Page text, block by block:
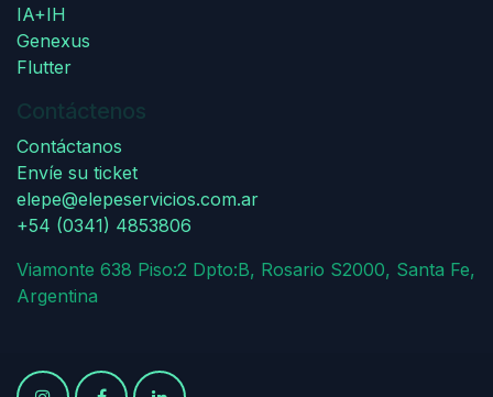
IA+IH
Genexus
Flutter
Contáctenos
Contáctanos
Envíe su ticket
elepe@elepeservicios.com.ar
+54 (0341) 4853806
Viamonte 638 Piso:2 Dpto:B, Rosario S2000, Santa Fe,
Argentina